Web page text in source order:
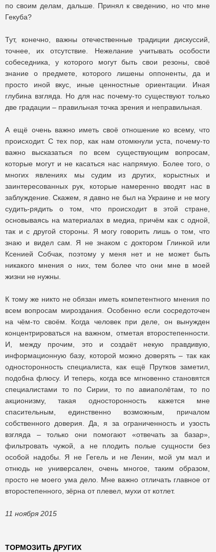
по своим делам, дальше. Принял к сведению, но что мне
Гекуба?
Тут, конечно, важны отечественные традиции дискуссий,
точнее, их отсутствие. Нежелание учитывать особости
собеседника, у которого могут быть свои резоны, своё
знание о предмете, которого лишены оппоненты, да и
просто иной вкус, иные ценностные ориентации. Иная
глубина взгляда. Но для нас почему-то существуют только
две градации – правильная точка зрения и неправильная.
А ещё очень важно иметь своё отношение ко всему, что
происходит. С тех пор, как нам отомкнули уста, почему-то
важно высказаться по всем существующим вопросам,
которые могут и не касаться нас напрямую. Более того, о
многих явлениях мы судим из других, корыстных и
заинтересованных рук, которые намеренно вводят нас в
заблуждение. Скажем, я давно не был на Украине и не могу
судить-рядить о том, что происходит в этой стране,
основываясь на материалах в медиа, причём как с одной,
так и с другой стороны. Я могу говорить лишь о том, что
знаю и видел сам. Я не знаком с доктором Глинкой или
Ксенией Собчак, поэтому у меня нет и не может быть
никакого мнения о них, тем более что они мне в моей
жизни не нужны.
К тому же никто не обязан иметь компетентного мнения по
всем вопросам мироздания. Особенно если сосредоточен
на чём-то своём. Когда человек при деле, он вынужден
концентрироваться на важном, отметая второстепенности.
И, между прочим, это и создаёт некую правдивую,
информационную базу, которой можно доверять – так как
односторонность специалиста, как ещё Прутков заметил,
подобна флюсу. И теперь, когда все мгновенно становятся
специалистами то по Сирии, то по авиаполётам, то по
акционизму, такая односторонность кажется мне
спасительным, единственно возможным, причалом
собственного доверия. Да, я за ограниченность и узость
взгляда – только они помогают «отвечать за базар»,
фильтровать чужой, а не плодить полые сущности без
особой надобы. Я не Гегель и не Ленин, мой ум мал и
отнюдь не универсален, очень многое, таким образом,
просто не моего ума дело. Мне важно отличать главное от
второстепенного, зёрна от плевел, мухи от котлет.
11 ноября 2015
ТОРМОЗИТЬ ДРУГИХ